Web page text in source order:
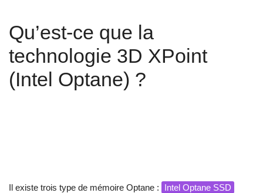
Qu’est-ce que la
technologie 3D XPoint
(Intel Optane) ?
Il existe trois type de mémoire Optane :
Intel Optane SSD